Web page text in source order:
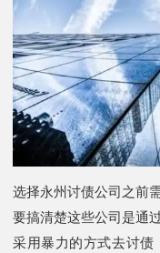
选择永州讨债公司之前
要搞清楚这些公司是通
采用暴力的方式去讨债